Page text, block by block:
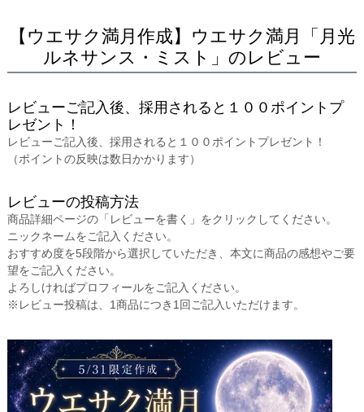
【ウエサク満月作成】ウエサク満月「月光
ルネサンス・ミスト」のレビュー
レビューご記入後、採用されると１００ポイントプ
レゼント！
レビューご記入後、採用されると１００ポイントプレゼント！
（ポイントの反映は数日かかります）
レビューの投稿方法
商品詳細ページの「レビューを書く」をクリックしてください。
ニックネームをご記入ください。
おすすめ度を5段階から選択していただき、本文に商品の感想やご要
望をご記入ください。
よろしければプロフィールをご記入ください。
※レビュー投稿は、1商品につき1回ご記入いただけます。